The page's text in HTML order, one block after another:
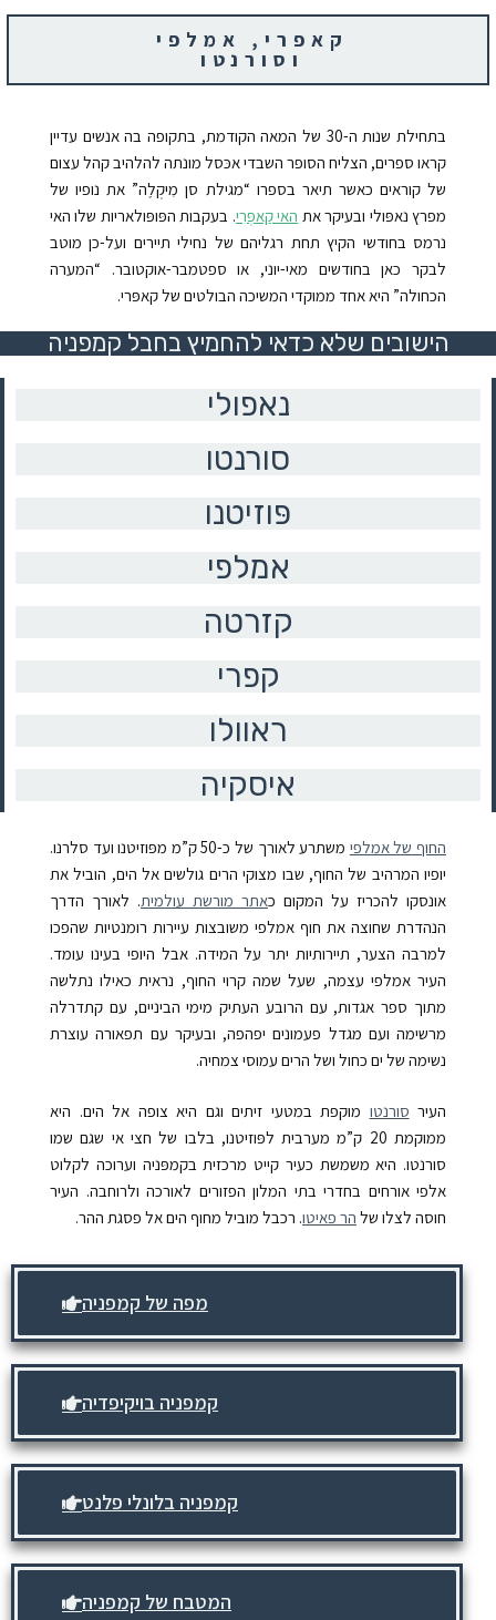
קאפרי, אמלפי
וסורנטו
בתחילת שנות ה-30 של המאה הקודמת, בתקופה בה אנשים עדיין
קראו ספרים, הצליח הסופר השבדי אכּסל מונתה להלהיב קהל עצום
של קוראים כאשר תיאר בספרו “מגילת סן מִיקְלֶה” את נופיו של
מפרץ נאפּולי ובעיקר את האי קַאפְּרִי. בעקבות הפּופּולאריות שלו האי
נרמס בחודשי הקיץ תחת רגליהם של נחילי תיירים ועל-כן מוטב
לבקר כאן בחודשים מאי-יוני, או ספטמבר-אוקטובר. “המערה
הכחולה” היא אחד ממוקדי המשיכה הבולטים של קאפּרי.
הישובים שלא כדאי להחמיץ בחבל קמפניה
נאפולי
סורנטו
פּוזיטנו
אמלפי
קזרטה
קפרי
ראוולו
איסקיה
החוף של אמלפי
משתרע לאורך של כ-50 ק”מ מפּוזיטנו ועד סלרנו.
יופיו המרהיב של החוף, שבו מצוקי הרים גולשים אל הים, הוביל את
אונסקו להכריז על המקום כאתר מורשת עולמית. לאורך הדרך
הנהדרת שחוצה את חוף אמלפי משובצות עיירות רומנטיות שהפכו
למרבה הצער, תיירותיות יתר על המידה. אבל היופי בעינו עומד.
העיר אמלפי עצמה, שעל שמה קרוי החוף, נראית כאילו נתלשה
מתוך ספר אגדות, עם הרובע העתיק מימי הביניים, עם קתדרלה
מרשימה ועם מגדל פעמונים יפהפה, ובעיקר עם תפאורה עוצרת
נשימה של ים כחול ושל הרים עמוסי צמחיה.
העיר סורנטו מוקפת במטעי זיתים וגם היא צופה אל הים. היא
ממוקמת 20 ק”מ מערבית לפּוזיטנו, בלבו של חצי אי שגם שמו
סורנטו. היא משמשת כעיר קייט מרכזית בקמפּניה וערוכה לקלוט
אלפי אורחים בחדרי בתי המלון הפזורים לאורכה ולרוחבה. העיר
חוסה לצלו של הר פאיטו. רכבל מוביל מחוף הים אל פסגת ההר.
מפה של קמפניה
קמפניה בויקיפדיה
קמפניה בלונלי פלנט
המטבח של קמפניה